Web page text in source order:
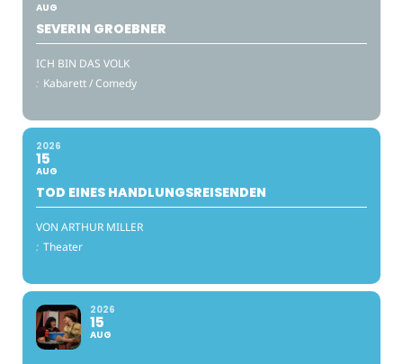
AUG
SEVERIN GROEBNER
ICH BIN DAS VOLK
: Kabarett / Comedy
2026
15
AUG
TOD EINES HANDLUNGSREISENDEN
VON ARTHUR MILLER
: Theater
2026
15
AUG